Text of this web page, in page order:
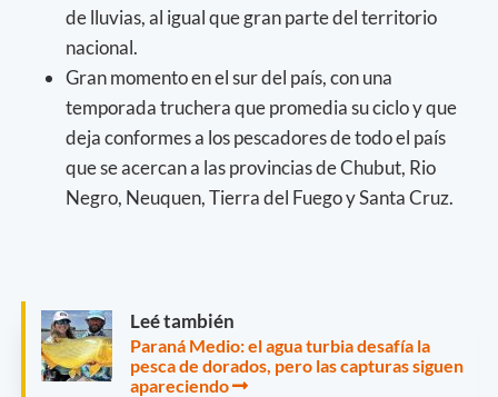
de lluvias, al igual que gran parte del territorio
nacional.
Gran momento en el sur del país, con una
temporada truchera que promedia su ciclo y que
deja conformes a los pescadores de todo el país
que se acercan a las provincias de Chubut, Rio
Negro, Neuquen, Tierra del Fuego y Santa Cruz.
Leé también
Paraná Medio: el agua turbia desafía la
pesca de dorados, pero las capturas siguen
apareciendo